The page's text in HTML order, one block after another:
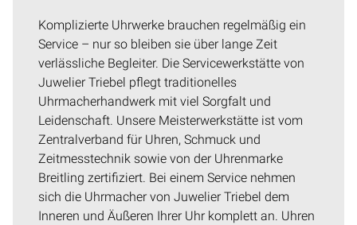
Komplizierte Uhrwerke brauchen regelmäßig ein
Service – nur so bleiben sie über lange Zeit
verlässliche Begleiter. Die Servicewerkstätte von
Juwelier Triebel pflegt traditionelles
Uhrmacherhandwerk mit viel Sorgfalt und
Leidenschaft. Unsere Meisterwerkstätte ist vom
Zentralverband für Uhren, Schmuck und
Zeitmesstechnik sowie von der Uhrenmarke
Breitling zertifiziert. Bei einem Service nehmen
sich die Uhrmacher von Juwelier Triebel dem
Inneren und Äußeren Ihrer Uhr komplett an. Uhren